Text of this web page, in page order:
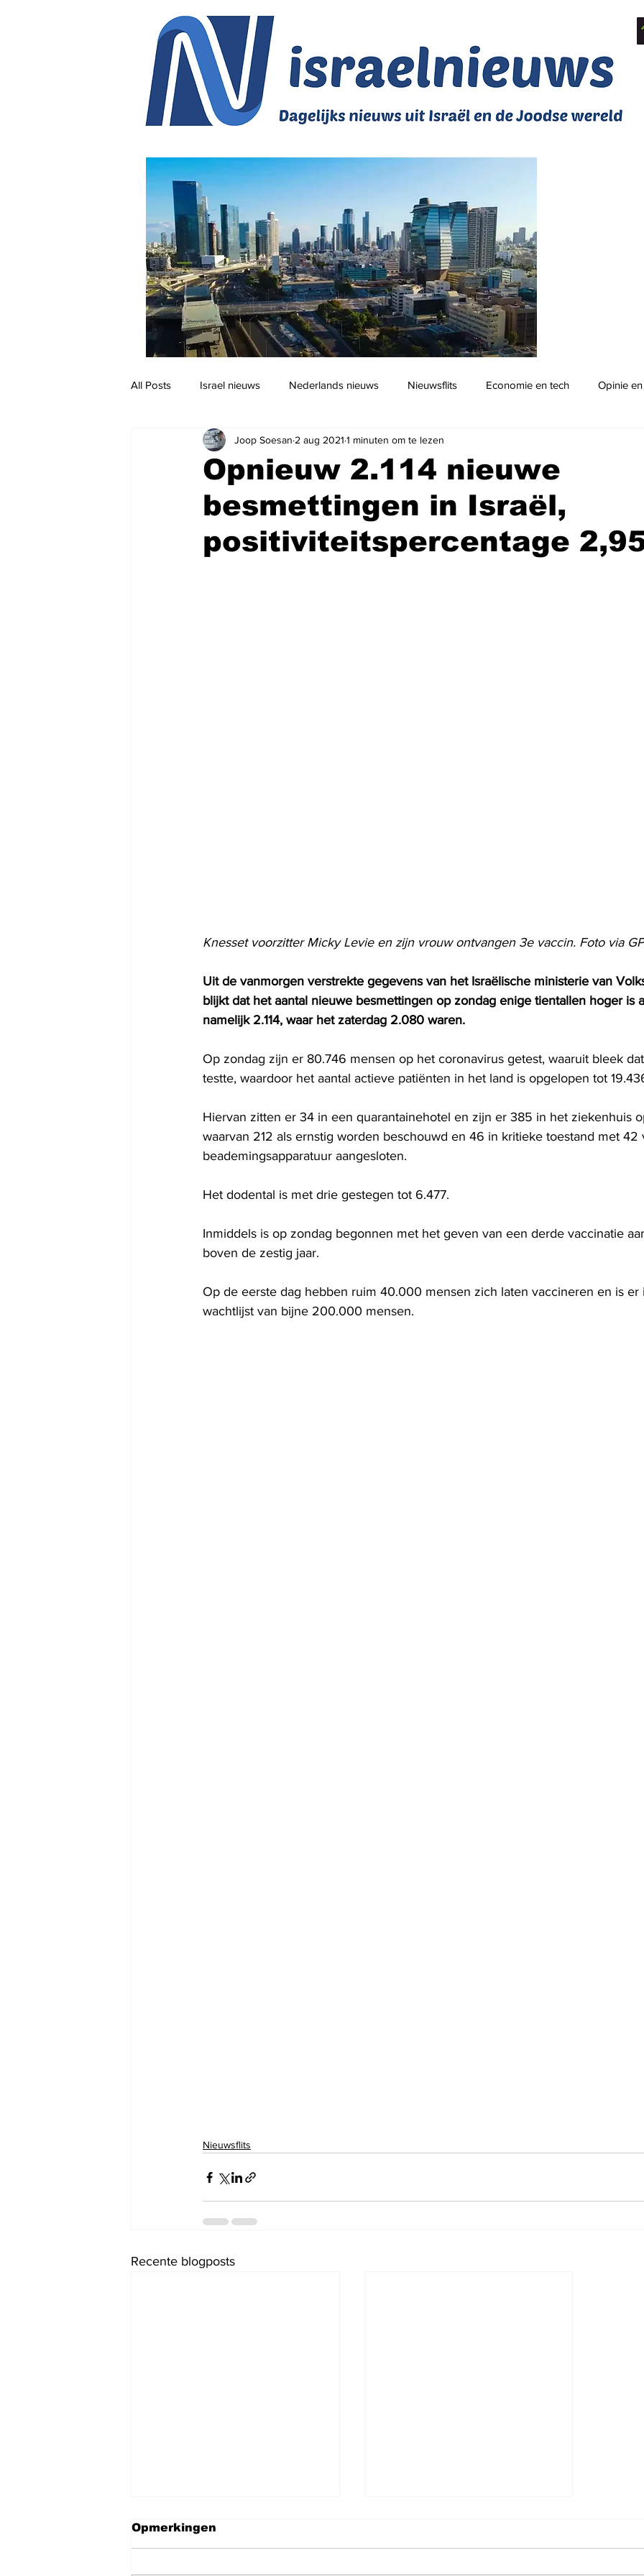
All Posts Israel nieuws Nederlands nieuws Nieuwsflits Economie en tech Opinie
Jodendom en cultuur Podcast
Opnieuw 2.114 nieuwe
besmettingen in Israël,
positiviteitspercentage
Joop Soesan 2 aug 2021 1 minuten om te lezen
Knesset voorzitter Micky Levie en zijn vrouw ontvangen 3e vaccin. Foto via
Uit de vanmorgen verstrekte gegevens van het Israëlische ministerie van
blijkt dat het aantal nieuwe besmettingen op zondag enige tientallen hoger is
namelijk 2.114, waar het zaterdag 2.080 waren.
Op zondag zijn er 80.746 mensen op het coronavirus getest, waaruit bleek
testte, waardoor het aantal actieve patiënten in het land is opgelopen tot
Hiervan zitten er 34 in een quarantainehotel en zijn er 385 in het ziekenhuis
waarvan 212 als ernstig worden beschouwd en 46 in kritieke toestand met
beademingsapparatuur aangesloten.
Het dodental is met drie gestegen tot 6.477.
Inmiddels is op zondag begonnen met het geven van een derde vaccinatie
boven de zestig jaar.
Op de eerste dag hebben ruim 40.000 mensen zich laten vaccineren en is
wachtlijst van bijne 200.000 mensen.
Nieuwsflits
Recente blogposts
Opmerkingen